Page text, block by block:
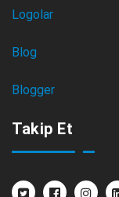
Logolar
Blog
Blogger
Takip Et